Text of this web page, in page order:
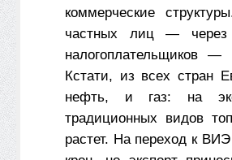
коммерческие
частных лиц — через
налогоплательщиков —
Кстати, из всех стран
нефть, и газ: на
традиционных видов
растет. На переход к